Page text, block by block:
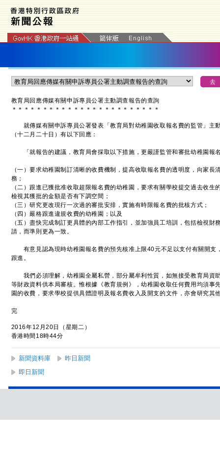
教育局回應傳媒有關申訴專員公署主動調查報告的查詢
＊ ＊ ＊ ＊ ＊ ＊ ＊ ＊ ＊ ＊ ＊ ＊ ＊ ＊ ＊ ＊ ＊ ＊ ＊ ＊ ＊ ＊ ＊ ＊
就傳媒有關申訴專員公署發表「教育局對幼稚園收取報名費的監管」主
（十二月二十日）有以下回應：
「就報告的建議，教育局會採取以下措施，更嚴謹監管和審批幼稚園報
（一）要求幼稚園制訂清晰的收費機制，提高收取報名費的透明度，向家長
務；
（二）跟進已獲批准收取超限報名費的幼稚園，要求有關學校提交過去收
檢視其獲批的金額是否有下調空間；
（三）研究更改現行一次過的審批安排，實施有時限報名費的批核方式；
（四）嚴格跟進違規收費的幼稚園；以及
（五）盡快完成制訂更具體的內部工作指引，並加強員工培訓，包括檢視
請，而準則更為一致。
有意見認為現時幼稚園報名費的預先核准上限40元不足以支付有關開支
跟進。
我們必須理解，幼稚園全屬私營，部分屬牟利性質，如無接受教育局資
等財政資料供本局審核。惟根據《教育規例》，幼稚園收取任何費用均須事
園的收費，要求學校提供具體證明及報名費收入及開支的文件，亦會研究其
完
2016年12月20日（星期二）
香港時間18時44分
新聞資料庫
昨日新聞
即日新聞